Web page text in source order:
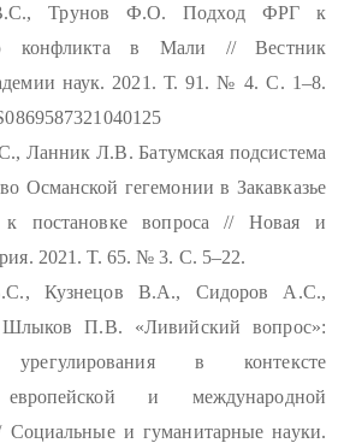
Трунов Ф.О. Подход ФРГ к
конфликта в Мали // Вестник
наук. 2021. Т. 91. № 4. С. 1–8.
Ланник Л.В. Батумская подсистема
Османской гегемонии в Закавказье
постановке вопроса // Новая и
2021. Т. 65. № 3. С. 5–22.
Кузнецов В.А., Сидоров А.С.,
П.В. «Ливийский вопрос»:
урегулирования в контексте
европейской и международной
Социальные и гуманитарные науки.